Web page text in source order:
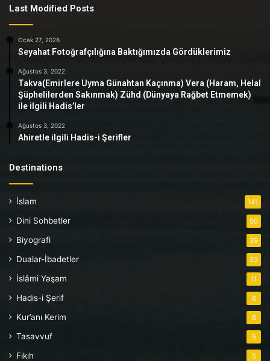
Last Modified Posts
Ocak 27, 2026
Seyahat Fotoğrafçılığına Baktığımızda Gördüklerimiz
Ağustos 3, 2022
Takva(Emirlere Uyma Günahtan Kaçınma) Vera (Haram, Helal
Şüphelilerden Sakınmak) Zühd (Dünyaya Rağbet Etmemek)
ile ilgili Hadis’ler
Ağustos 3, 2022
Ahiretle ilgili Hadis-i Şerifler
Destinations
İslam 141
Dini Sohbetler 50
Biyografi 39
Dualar-İbadetler 23
İslâmi Yaşam 11
Hadis-i Şerif 6
Kur’anı Kerim 6
Tasavvuf 5
Fıkıh 5